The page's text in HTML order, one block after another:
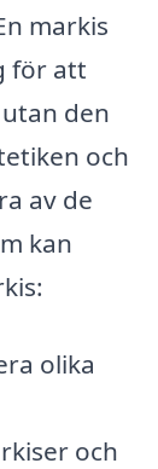
markis
för att
den
och
av de
kan
olika
och